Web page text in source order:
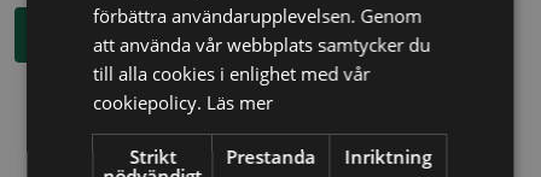
Boka rådgivning
förbättra användarupplevelsen. Genom
att använda vår webbplats samtycker du
till alla cookies i enlighet med vår
cookiepolicy. Läs mer
Strikt
Prestanda Inriktning